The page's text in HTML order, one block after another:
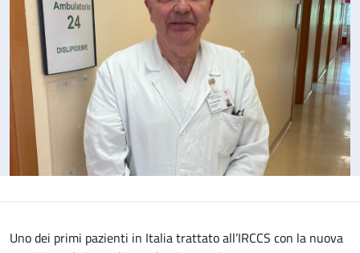
Uno dei primi pazienti in Italia trattato all’IRCCS con la nuova